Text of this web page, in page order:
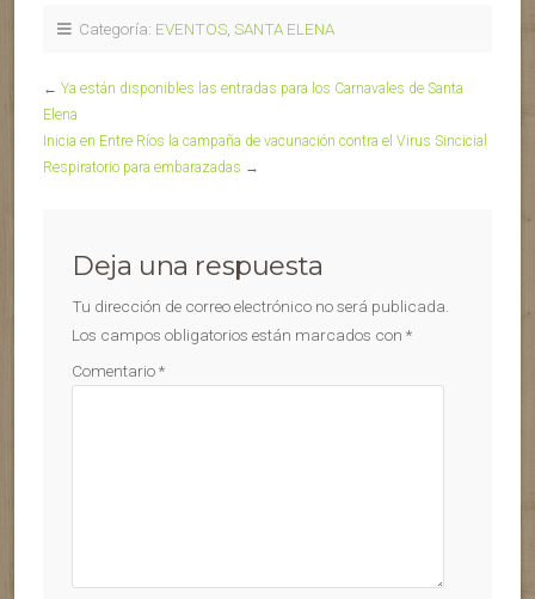
Categoría: EVENTOS SANTA ELENA
← Ya están disponibles las entradas para los Carnavales de Santa
Elena
Inicia en Entre Ríos la campaña de vacunación contra el Virus Sincicial
Respiratorio para embarazadas →
Deja una respuesta
Tu dirección de correo electrónico no será publicada.
Los campos obligatorios están marcados con *
Comentario*